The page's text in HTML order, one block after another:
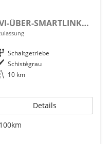
Expression 3 TCe 4x2*NAVI-ÜBER-SMARTLINK*AHK*PDC-KAMERA*LED*SHZ*17-ZOLL
Getriebe Schaltgetriebe
Außenfarbe Schistégrau
Kilometerstand 10 km
Details